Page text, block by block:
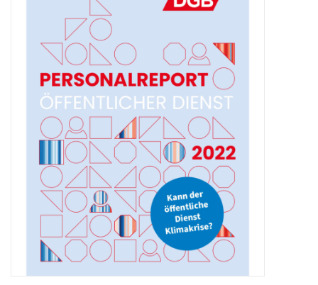
WERBEMITTEL / GIVE AWAYS
HANDWERK
TARIFWENDE
INITIATIVE „MENSCH“
GEWERKSCHAFTEN FÜR DEN
FRIEDEN